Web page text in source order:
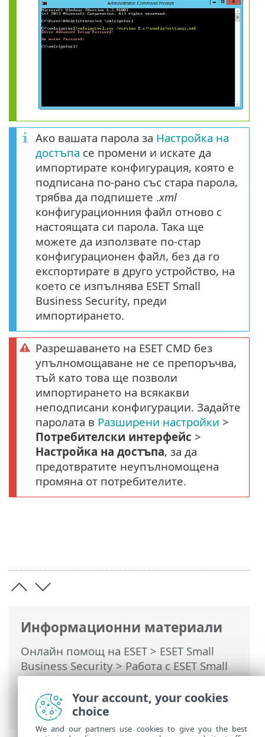
Информационни материали
Онлайн помощ на ESET> ESET Small
Business Security>Работа с ESET Small
Business Security>Разширена
настройка>Потребителски интерфейс
> ESET CMD
Ако вашата парола за Настройка на
достъпа се промени и искате да
импортирате конфигурация, която е
подписана по-рано със стара парола,
трябва да подпишете .xml
конфигурационния файл отново с
настоящата си парола. Така ще
можете да използвате по-стар
конфигурационен файл, без да го
експортирате в друго устройство, на
което се изпълнява ESET Small
Business Security, преди
импортирането.
Разрешаването на ESET CMD без
упълномощаване не се препоръчва,
тъй като това ще позволи
импортирането на всякакви
неподписани конфигурации. Задайте
паролата в Разширени настройки >
Потребителски интерфейс >
Настройка на достъпа, за да
предотвратите неупълномощена
промяна от потребителите.
Your account, your cookies
choice
We and our partners use cookies to give you the best